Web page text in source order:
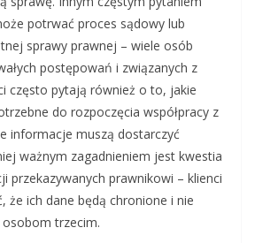
potrwać proces sądowy lub
sprawy prawnej – wiele osób
postępowań i związanych z
często pytają również o to, jakie
do rozpoczęcia współpracy z
informacje muszą dostarczyć
ważnym zagadnieniem jest kwestia
przekazywanych prawnikowi – klienci
że ich dane będą chronione i nie
trzecim.